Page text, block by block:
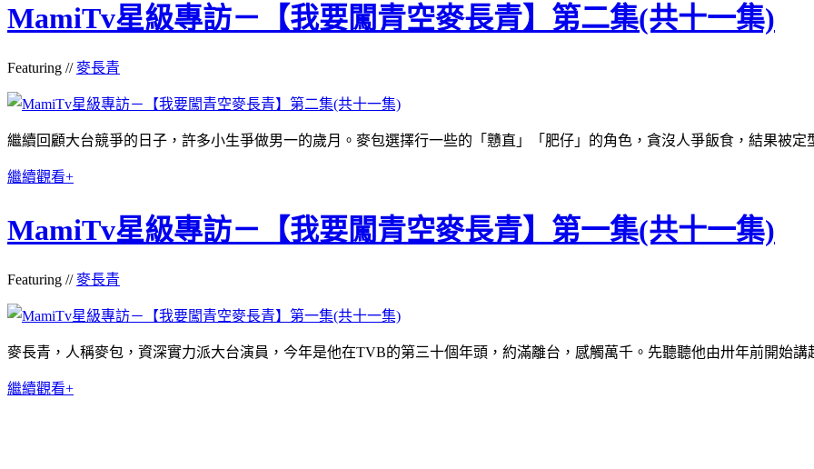
MamiTv星級專訪－【我要闖青空麥長青】第二集(共十一集)
Featuring //麥長青
繼續回顧大台競爭的日子，許多小生爭做男一的歲月。麥包選擇行一些的「戇直」「肥仔」的角色，貪沒人爭飯食，結果被定
繼續觀看+
MamiTv星級專訪－【我要闖青空麥長青】第一集(共十一集)
Featuring //麥長青
麥長青，人稱麥包，資深實力派大台演員，今年是他在TVB的第三十個年頭，約滿離台，感觸萬千。先聽聽他由卅年前開始講
繼續觀看+